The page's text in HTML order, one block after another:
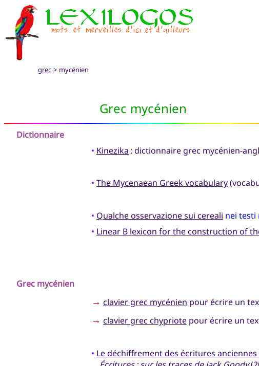
grec > mycénien
Grec mycénien
Dictionnaire
• Kinezika : dictionnaire grec mycénien-
• The Mycenaean Greek vocabulary
• Qualche osservazione sui cereali nei testi
• Linear B lexicon for the construction of
Grec mycénien
→ clavier grec mycénien pour écrire un
→ clavier grec chypriotepour écrire un
• Le déchiffrement des écritures